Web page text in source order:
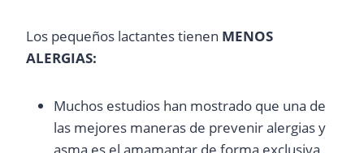
Los pequeños lactantes tienen MENOS
ALERGIAS:
Muchos estudios han mostrado que una de
las mejores maneras de prevenir alergias y
asma es el amamantar de forma exclusiva